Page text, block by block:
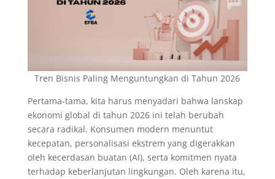
Tren Bisnis Paling Menguntungkan di Tahun 2026
Pertama-tama, kita harus menyadari bahwa lanskap
ekonomi global di tahun 2026 ini telah berubah
secara radikal. Konsumen modern menuntut
kecepatan, personalisasi ekstrem yang digerakkan
oleh kecerdasan buatan (AI), serta komitmen nyata
terhadap keberlanjutan lingkungan. Oleh karena itu,